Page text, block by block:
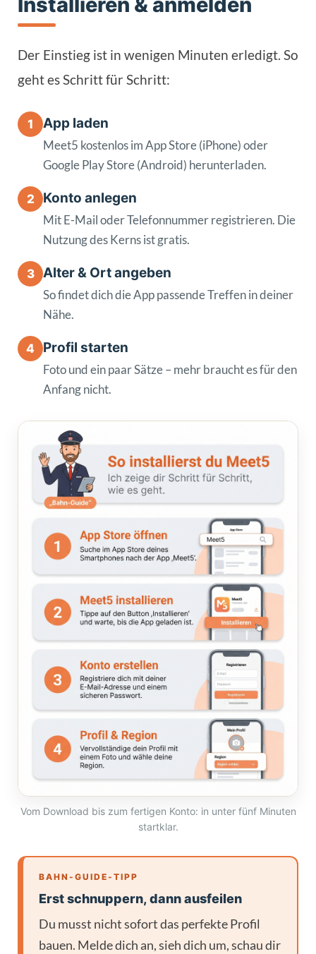
Der Einstieg ist in wenigen Minuten erledigt. So
geht es Schritt für Schritt:
1 App laden
Meet5 kostenlos im App Store (iPhone) oder
Google Play Store (Android) herunterladen.
2 Konto anlegen
Mit E-Mail oder Telefonnummer registrieren. Die
Nutzung des Kerns ist gratis.
3 Alter & Ort angeben
So findet dich die App passende Treffen in deiner
Nähe.
4 Profil starten
Foto und ein paar Sätze – mehr braucht es für den
Anfang nicht.
Vom Download bis zum fertigen Konto: in unter fünf Minuten
startklar.
BAHN-GUIDE-TIPP
Erst schnuppern, dann ausfeilen
Du musst nicht sofort das perfekte Profil
bauen. Melde dich an, sieh dich um, schau dir